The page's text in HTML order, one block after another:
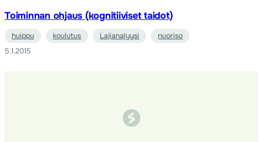
Toiminnan ohjaus (kognitiiviset taidot)
huippu koulutus Lajianalyysi
nuoriso
5.1.2015